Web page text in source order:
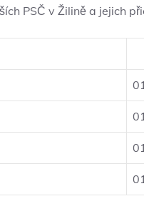
PSČ v Žilině a jejich